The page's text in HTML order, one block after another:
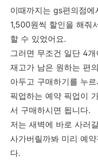
이때까지는 gs편의점
1,500원씩 할인을 해줘
할 수 있었어요.
그러면 무조건 일단 4
재고가 남은 원하는 편
아두고 구매하기를 누
픽업하는 예약 픽업이
서 구매하시면 됩니다.
저는 새벽에 바로 사러
사가버릴까봐 미리 예
다.